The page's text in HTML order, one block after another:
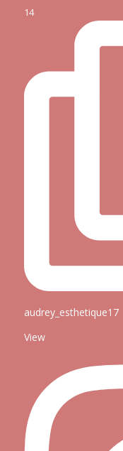
14
audrey_esthetique17
View